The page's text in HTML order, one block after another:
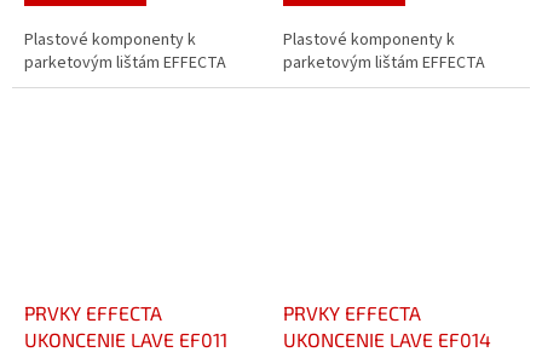
Plastové komponenty k
parketovým lištám EFFECTA
Plastové komponenty k
parketovým lištám EFFECTA
PRVKY EFFECTA
UKONCENIE LAVE EF011
PRVKY EFFECTA
UKONCENIE LAVE EF014